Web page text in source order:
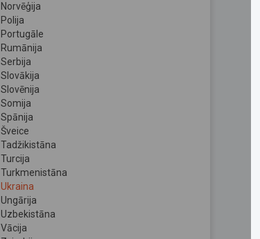
Norvēģija
Polija
Portugāle
Rumānija
Serbija
Slovākija
Slovēnija
Somija
Spānija
Šveice
Tadžikistāna
Turcija
Turkmenistāna
Ukraina
Ungārija
Uzbekistāna
Vācija